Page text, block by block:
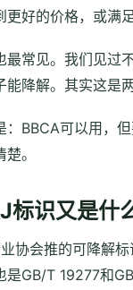
更好的价格，或满
最常见。我们见过
能降解。其实这是
：BBCA可以用，
。
标识又是什
协会推的可降解
是GB/T 19277和